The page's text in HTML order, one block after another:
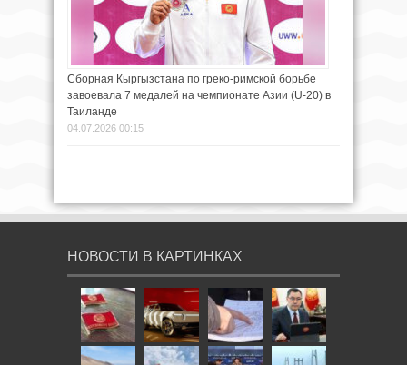
Сборная Кыргызстана по греко-римской борьбе
завоевала 7 медалей на чемпионате Азии (U-20) в
Таиланде
04.07.2026 00:15
НОВОСТИ В КАРТИНКАХ